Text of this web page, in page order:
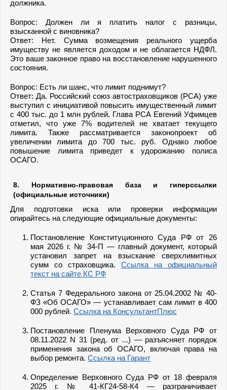
должника.
Вопрос: Должен ли я платить налог с разницы,
взысканной с виновника?
Ответ: Нет. Сумма возмещения реального ущерба
имуществу не является доходом и не облагается НДФЛ.
Это ваше законное право на восстановление нарушенного
состояния.
Вопрос: Есть ли шанс, что лимит поднимут?
Ответ: Да. Российский союз автостраховщиков (РСА) уже
выступил с инициативой повысить имущественный лимит
с 400 тыс. до 1 млн рублей. Глава РСА Евгений Уфимцев
отметил, что уже 7% водителей не хватает текущего
лимита. Также рассматривается законопроект об
увеличении лимита до 700 тыс. руб. Однако любое
повышение лимита приведет к удорожанию полиса
ОСАГО.
8. Нормативно-правовая база и гиперссылки
(официальные источники)
Для подготовки иска или проверки информации
опирайтесь на следующие официальные документы:
Постановление Конституционного Суда РФ от 26
мая 2026 г. № 34-П — главный документ, который
установил запрет на взыскание сверхлимитных
сумм со страховщика. Ссылка на официальный
текст на сайте КС РФ
Статья 7 Федерального закона от 25.04.2002 № 40-
ФЗ «Об ОСАГО» — устанавливает сам лимит в 400
000 рублей. Ссылка на КонсультантПлюс
Постановление Пленума Верховного Суда РФ от
08.11.2022 N 31 (ред. от ...) — разъясняет порядок
применения закона об ОСАГО, включая права на
выбор ремонта. Ссылка на Гарант
Определение Верховного Суда РФ от 18 февраля
2025 г. № 41-КГ24-58-К4 — разграничивает